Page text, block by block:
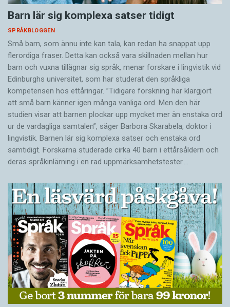
Barn lär sig komplexa satser tidigt
SPRÅKBLOGGEN
Små barn, som ännu inte kan tala, kan redan ha snappat upp
flerordiga fraser. Detta kan också vara skillnaden mellan hur
barn och vuxna tillägnar sig språk, menar forskare i lingvistik vid
Edinburghs universitet, som har studerat den språkliga
kompetensen hos ettåringar. ”Tidigare forskning har klargjort
att små barn känner igen många vanliga ord. Men den här
studien visar att barnen plockar upp mycket mer än enstaka ord
ur de vardagliga samtalen”, säger Barbora Skarabela, doktor i
lingvistik. Barnen lär sig komplexa satser och enstaka ord
samtidigt. Forskarna studerade cirka 40 barn i ettårsåldern och
deras språkinlärning i en rad uppmärksamhetstester.…